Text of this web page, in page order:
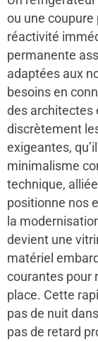
ou une
réactivité
permanente
adaptées aux
besoins en
des architectes
discrètement
exigeantes,
minimalisme
technique,
positionne nos
la
devient une
matériel
courantes pour
place. Cette
pas de nuit
pas de retard